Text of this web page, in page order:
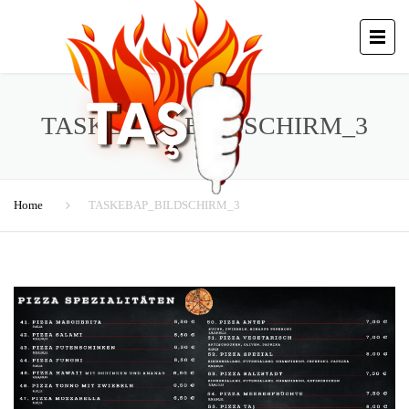
TASKEBAP_BILDSCHIRM_3
Home TASKEBAP_BILDSCHIRM_3